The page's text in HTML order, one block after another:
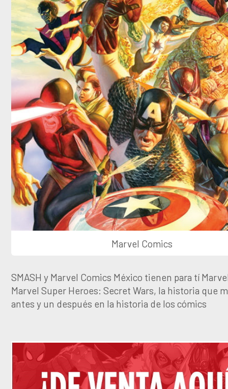
Marvel Comics
SMASH y Marvel Comics México tienen para tí
Marvel Super Heroes: Secret Wars, la historia que
antes y un después en la historia de los cómics